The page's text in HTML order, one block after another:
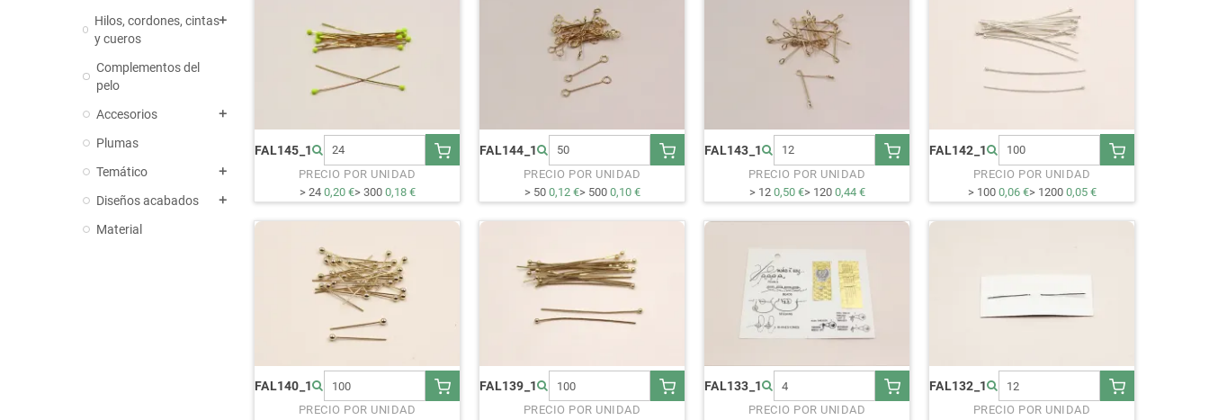
Hilos, cordones, cintas
y cueros
add
Complementos del
pelo
Accesorios
add
Plumas
Temático
add
Diseños acabados add
Material
FAL145_1
PRECIO POR UNIDAD
> 24 0,20 €> 300 0,18 €
FAL144_1
PRECIO POR UNIDAD
> 50 0,12 €> 500 0,10 €
FAL143_1
PRECIO POR UNIDAD
> 12 0,50 €> 120 0,44 €
FAL142_1
PRECIO POR UNIDAD
> 100 0,06 €> 1200 0,05 €
FAL140_1
PRECIO POR UNIDAD
FAL139_1
PRECIO POR UNIDAD
FAL133_1
PRECIO POR UNIDAD
FAL132_1
PRECIO POR UNIDAD